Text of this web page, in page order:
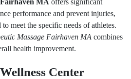
Fairhaven MA offers significant
performance and prevent injuries,
to meet the specific needs of athletes.
Massage Fairhaven MA combines
health improvement.
Center